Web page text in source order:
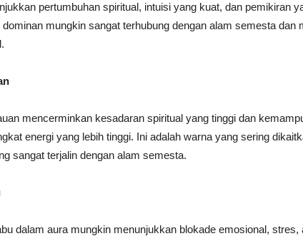
pertumbuhan spiritual, intuisi yang kuat, dan pemikiran
mungkin sangat terhubung dengan alam semesta dan
mencerminkan kesadaran spiritual yang tinggi dan
energi yang lebih tinggi. Ini adalah warna yang sering
sangat terjalin dengan alam semesta.
dalam aura mungkin menunjukkan blokade emosional, stres,